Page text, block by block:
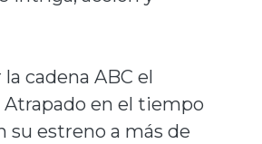
cadena ABC el
Atrapado en el tiempo
su estreno a más de